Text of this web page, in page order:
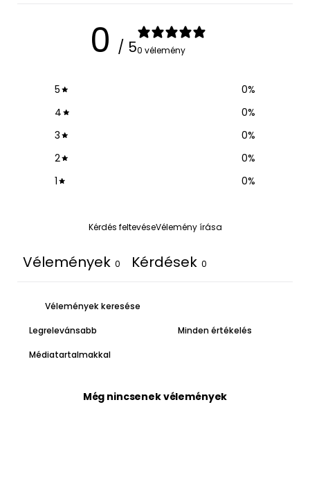
0 / 50 vélemény
5 0%
4
0%
3
0%
2
0%
1
0%
Kérdés feltevéseVélemény írása
Vélemények 0 Kérdések 0
Médiatartalmakkal
Még nincsenek vélemények